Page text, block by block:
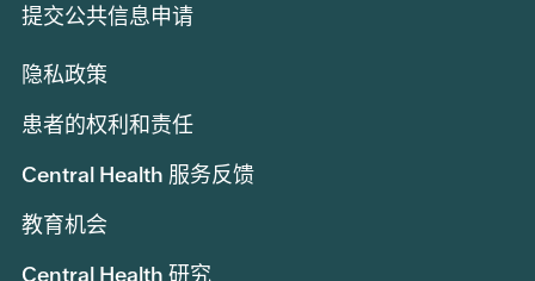
提交公共信息申请
隐私政策
患者的权利和责任
Central Health 服务反馈
教育机会
Central Health 研究